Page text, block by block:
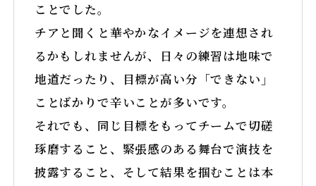
ことでした。
チアと聞くと華やかなイメージを連想され
るかもしれませんが、日々の練習は地味で
地道だったり、目標が高い分「できない」
ことばかりで辛いことが多いです。
それでも、同じ目標をもってチームで切磋
琢磨すること、緊張感のある舞台で演技を
披露すること、そして結果を掴むことは本